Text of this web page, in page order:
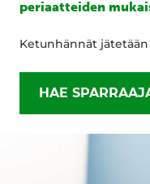
periaatteiden
Ketunhännät
HAE